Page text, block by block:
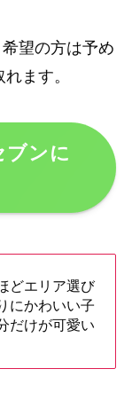
望の方は予め
ます。
ブンに
どエリア選び
にかわいい子
だけが可愛い